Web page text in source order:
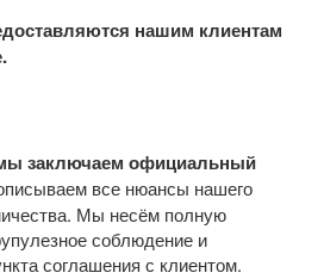
нашим клиентам
заключаем официальный
все нюансы нашего
Мы несём полную
соблюдение и
соглашения с клиентом.